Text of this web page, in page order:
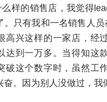
样的销售店，我觉得
。只有我和一名销售人
高兴这样的一家店，经
达到一万多。当得知这
破这个数字时，虽然工
奋。因为别人没做过，我